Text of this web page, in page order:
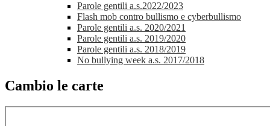
Parole gentili a.s.2022/2023
Flash mob contro bullismo e cyberbullismo
Parole gentili a.s. 2020/2021
Parole gentili a.s. 2019/2020
Parole gentili a.s. 2018/2019
No bullying week a.s. 2017/2018
Cambio le carte